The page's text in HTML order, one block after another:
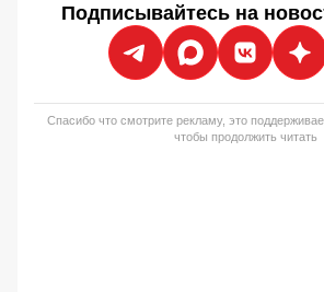
Подписывайтесь на
Спасибо что смотрите рекламу, это
чтобы продолжить читать